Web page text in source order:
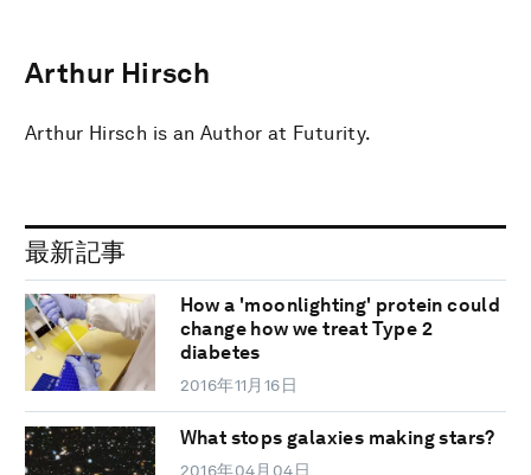
Arthur Hirsch
Arthur Hirsch is an Author at Futurity.
最新記事
How a 'moonlighting' protein could
change how we treat Type 2
diabetes
2016年11月16日
What stops galaxies making stars?
2016年04月04日